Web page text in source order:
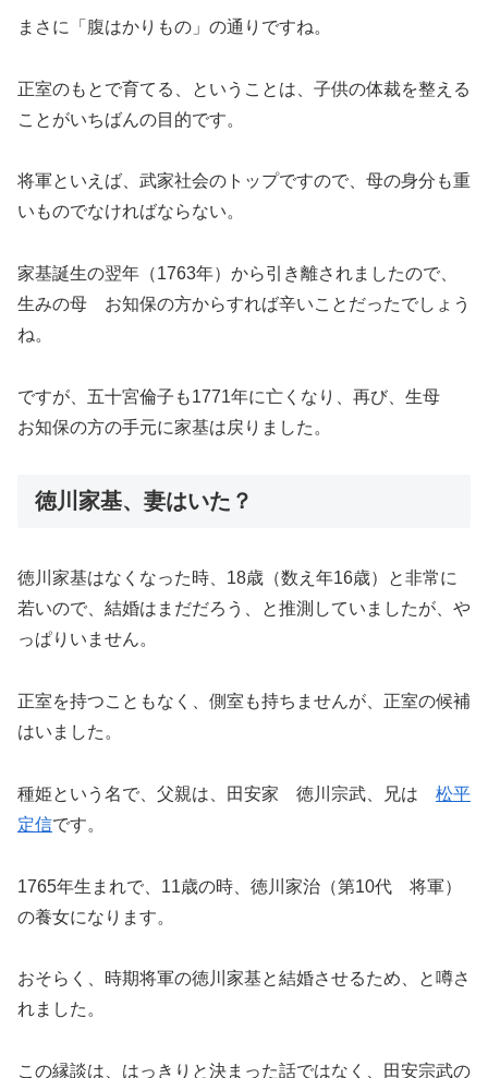
まさに「腹はかりもの」の通りですね。
正室のもとで育てる、ということは、子供の体裁を整える
ことがいちばんの目的です。
将軍といえば、武家社会のトップですので、母の身分も重
いものでなければならない。
家基誕生の翌年（1763年）から引き離されましたので、
生みの母 お知保の方からすれば辛いことだったでしょう
ね。
ですが、五十宮倫子も1771年に亡くなり、再び、生母
お知保の方の手元に家基は戻りました。
徳川家基、妻はいた？
徳川家基はなくなった時、18歳（数え年16歳）と非常に
若いので、結婚はまだだろう、と推測していましたが、や
っぱりいません。
正室を持つこともなく、側室も持ちませんが、正室の候補
はいました。
種姫という名で、父親は、田安家 徳川宗武、兄は 松平
定信です。
1765年生まれで、11歳の時、徳川家治（第10代 将軍）
の養女になります。
おそらく、時期将軍の徳川家基と結婚させるため、と噂さ
れました。
この縁談は、はっきりと決まった話ではなく、田安宗武の